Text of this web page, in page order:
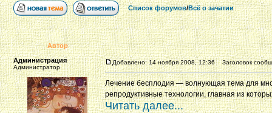
Список форумов/Всё о зачатии
Автор
Администрация
Администратор
Добавлено: 14 ноября 2008, 12:36 Заголовок
Лечение бесплодия — волнующая тема для
репродуктивные технологии, главная из
Читать далее...